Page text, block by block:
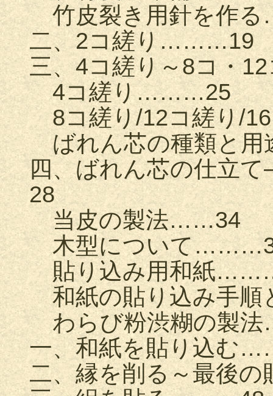
竹皮裂き用針を作
二、2コ縒り………19
三、4コ縒り～8コ・
4コ縒り………25
8コ縒り/12コ縒り
ばれん芯の種類と
四、ばれん芯の仕
28
当皮の製法……34
木型について
貼り込み用和紙
和紙の貼り込み手
わらび粉渋糊の製
一、和紙を貼り込む
二、縁を削る～最後